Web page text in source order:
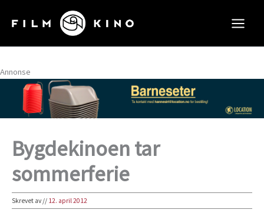
rett
innholdet
Annonse
Bygdekinoen tar
sommerferie
Skrevet av// 12. april 2012